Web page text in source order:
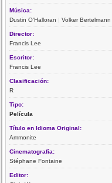
Música:
Dustin O'Halloran |Volker Bertelmann
Director:
Francis Lee
Escritor:
Francis Lee
Clasificación:
R
Tipo:
Película
Título en Idioma Original:
Ammonite
Cinematografía:
Stéphane Fontaine
Editor: